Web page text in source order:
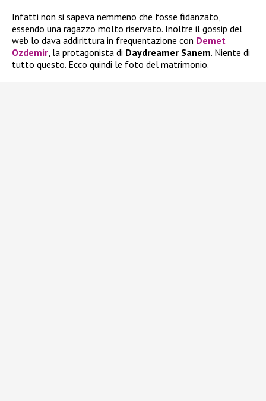
Infatti non si sapeva nemmeno che fosse fidanzato,
essendo una ragazzo molto riservato. Inoltre il gossip del
web lo dava addirittura in frequentazione con Demet
Ozdemir, la protagonista di Daydreamer Sanem. Niente di
tutto questo. Ecco quindi le foto del matrimonio.